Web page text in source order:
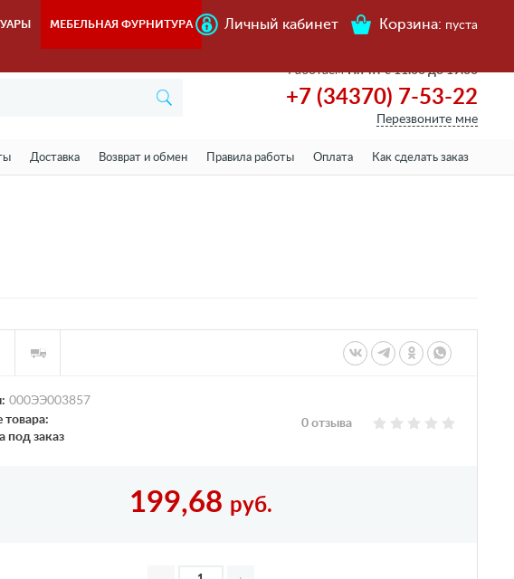
МЕБЕЛЬНАЯ ФУРНИТУРА Личный кабинет Корзина: пуста
РаботаемПн-пт с 11.00 до 19.00
+7 (34370) 7-53-22
Перезвоните мне
Доставка Возврат и обмен Правила работы Оплата Как сделать заказ
000ЭЭ003857
товара:
под заказ
0 отзыва
199,68 руб.